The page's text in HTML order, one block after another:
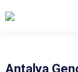
Antalya